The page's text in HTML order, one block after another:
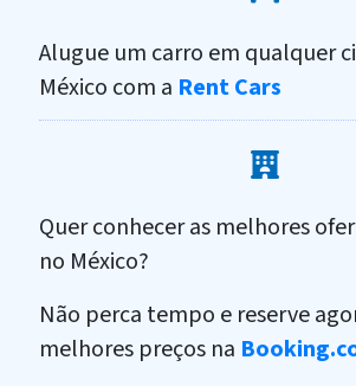
Alugue um carro em qualquer
México com a Rent Cars
Quer conhecer as melhores
no México?
Não perca tempo e reserve
melhores preços na